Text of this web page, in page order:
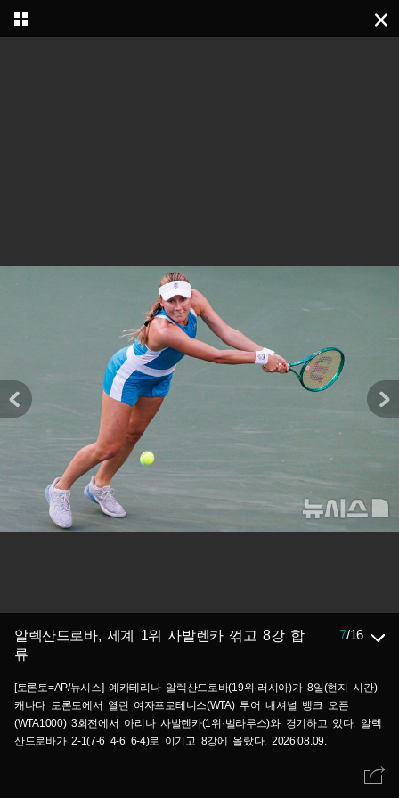
알렉산드로바, 세계 1위 사발렌카 꺾고 8강 합
류
7/16
[토론토=AP/뉴시스] 예카테리나 알렉산드로바(19위·러시아)가 8일(현지 시간)
캐나다 토론토에서 열린 여자프로테니스(WTA) 투어 내셔널 뱅크 오픈
(WTA1000) 3회전에서 아리나 사발렌카(1위·벨라루스)와 경기하고 있다. 알렉
산드로바가 2-1(7-6 4-6 6-4)로 이기고 8강에 올랐다. 2026.08.09.